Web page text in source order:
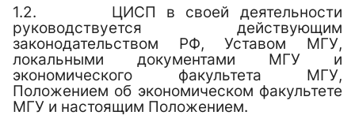
1.2.
ЦИСП
в своей деятельности
руководствуется действующим
законодательством РФ, Уставом МГУ,
локальными документами МГУ и
экономического факультета МГУ,
Положением об экономическом факультете
МГУ и настоящим Положением.